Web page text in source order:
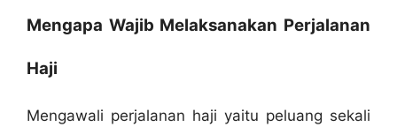
Mengapa Wajib Melaksanakan Perjalanan
Haji
Mengawali perjalanan haji yaitu peluang sekali